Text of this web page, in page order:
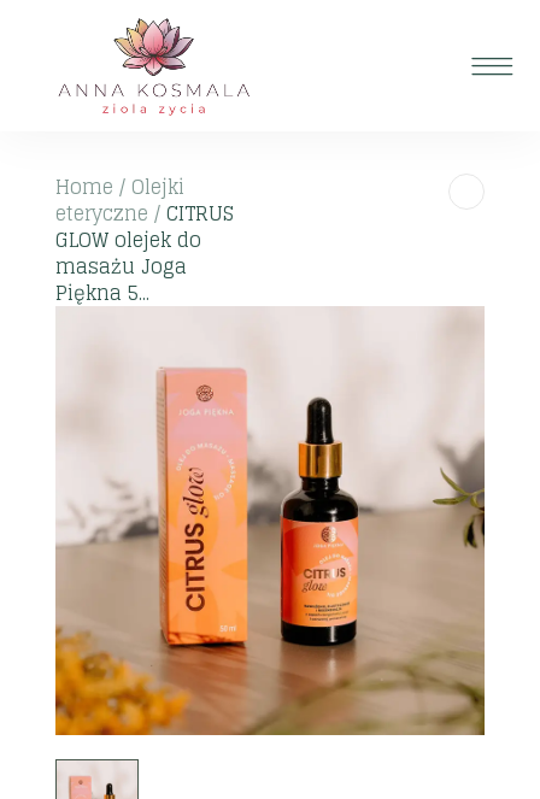
Home / Olejki
eteryczne /CITRUS
GLOW olejek do
masażu Joga
Piękna 5...